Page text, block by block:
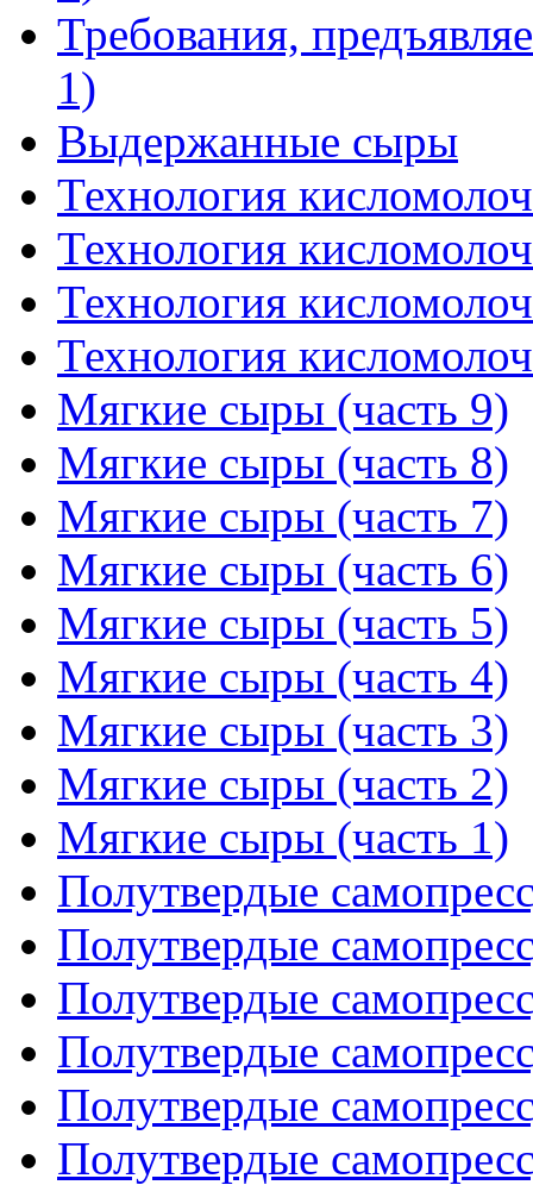
Требования,
1)
Выдержанные сыры
Технология
Технология
Технология
Технология
Мягкие сыры (часть 9)
Мягкие сыры (часть 8)
Мягкие сыры (часть 7)
Мягкие сыры (часть 6)
Мягкие сыры (часть 5)
Мягкие сыры (часть 4)
Мягкие сыры (часть 3)
Мягкие сыры (часть 2)
Мягкие сыры (часть 1)
Полутвердые
Полутвердые
Полутвердые
Полутвердые
Полутвердые
Полутвердые